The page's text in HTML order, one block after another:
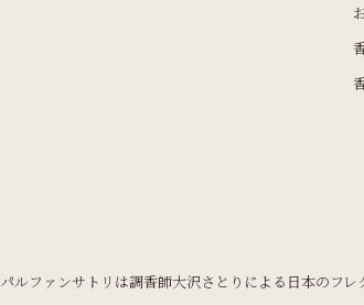
パルファンサトリは調香師大沢さとりによる日本のフレ